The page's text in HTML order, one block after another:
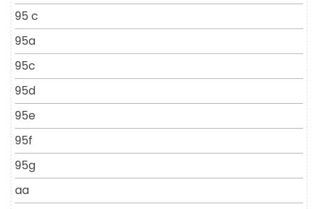
95 c
95a
95c
95d
95e
95f
95g
aa